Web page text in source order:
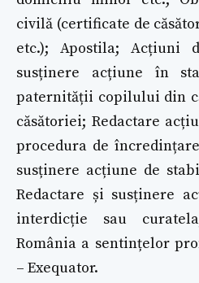
civilă (certificate de
etc.); Apostila; Acțiuni
susținere acțiune în
paternității copilului din
căsătoriei; Redactare
procedura de
susținere acțiune de
Redactare și susținere
interdicție sau
România a sentințelor
– Exequator.